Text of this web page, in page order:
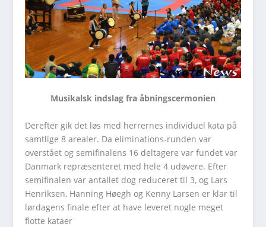
Musikalsk indslag fra åbningscermonien
Derefter gik det løs med herrernes individuel kata på
samtlige 8 arealer. Da eliminations-runden var
overstået og semifinalens 16 deltagere var fundet var
Danmark repræsenteret med hele 4 udøvere. Efter
semifinalen var antallet dog reduceret til 3, og Lars
Henriksen, Hanning Høegh og Kenny Larsen er klar til
lørdagens finale efter at have leveret nogle meget
flotte kataer